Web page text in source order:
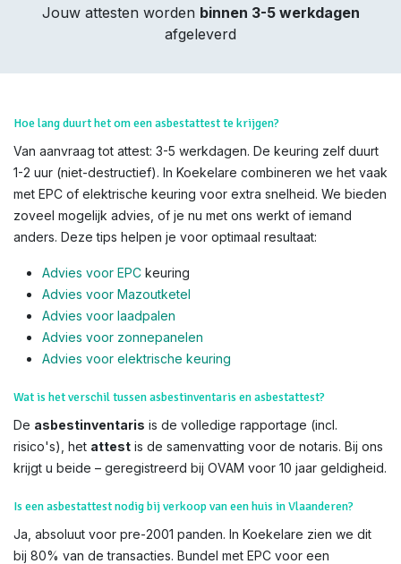
Jouw attesten worden binnen 3-5 werkdagen
afgeleverd
Hoe lang duurt het om een asbestattest te krijgen?
Van aanvraag tot attest: 3-5 werkdagen. De keuring zelf duurt
1-2 uur (niet-destructief). In Koekelare combineren we het vaak
met EPC of elektrische keuring voor extra snelheid. We bieden
zoveel mogelijk advies, of je nu met ons werkt of iemand
anders. Deze tips helpen je voor optimaal resultaat:
Advies voor EPC keuring
Advies voor Mazoutketel
Advies voor laadpalen
Advies voor zonnepanelen
Advies voor elektrische keuring
Wat is het verschil tussen asbestinventaris en asbestattest?
De asbestinventaris is de volledige rapportage (incl.
risico's), het attest is de samenvatting voor de notaris. Bij ons
krijgt u beide – geregistreerd bij OVAM voor 10 jaar geldigheid.
Is een asbestattest nodig bij verkoop van een huis in Vlaanderen?
Ja, absoluut voor pre-2001 panden. In Koekelare zien we dit
bij 80% van de transacties. Bundel met EPC voor een